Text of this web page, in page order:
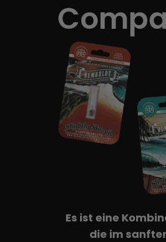
Pheno-Jagd
Erhaltung der karibischen
Es ist eine
die im